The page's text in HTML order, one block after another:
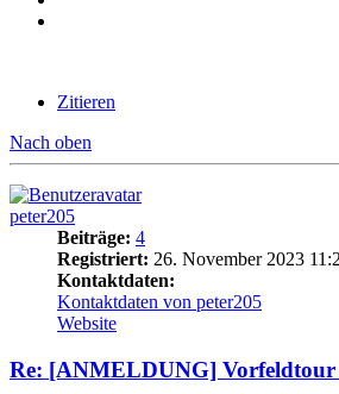
Zitieren
Nach oben
peter205
Beiträge: 4
Registriert: 26. November 2023
Kontaktdaten:
Kontaktdaten von peter205
Website
Re: [ANMELDUNG] Vorfeldtour